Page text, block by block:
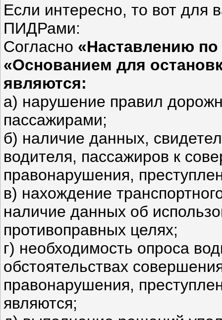
Если интересно, то вот для
ПИДРами:
Согласно «Наставлению по
«Основанием для
являются:
а) нарушение правил
пассажирами;
б) наличие данных,
водителя, пассажиров к
правонарушения,
в) нахождение
наличие данных об
противоправных целях;
г) необходимость опроса
обстоятельствах
правонарушения,
являются;